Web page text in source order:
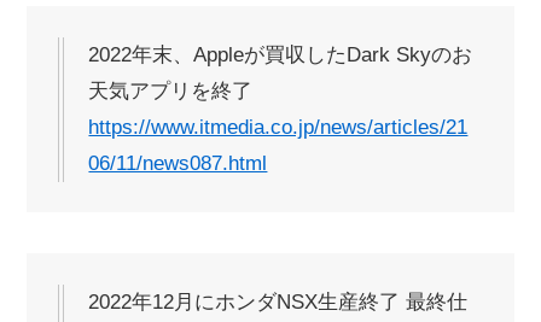
2022年末、Appleが買収したDark Skyのお
天気アプリを終了
https://www.itmedia.co.jp/news/articles/21
06/11/news087.html
2022年12月にホンダNSX生産終了 最終仕